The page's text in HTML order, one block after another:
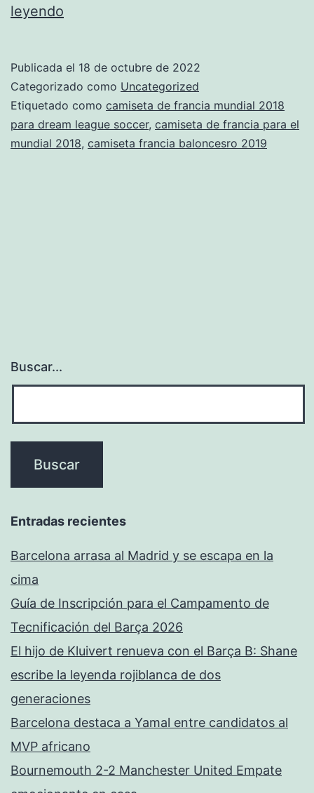
leyendo
vector
Publicada el 18 de octubre de 2022
Categorizado como Uncategorized
Etiquetado como camiseta de francia mundial 2018
para dream league soccer, camiseta de francia para el
mundial 2018, camiseta francia baloncesro 2019
Buscar...
Entradas recientes
Barcelona arrasa al Madrid y se escapa en la
cima
Guía de Inscripción para el Campamento de
Tecnificación del Barça 2026
El hijo de Kluivert renueva con el Barça B: Shane
escribe la leyenda rojiblanca de dos
generaciones
Barcelona destaca a Yamal entre candidatos al
MVP africano
Bournemouth 2-2 Manchester United Empate